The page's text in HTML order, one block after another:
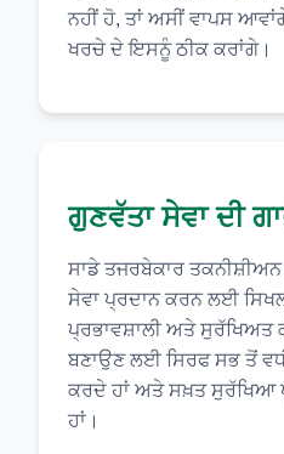
ਨਹੀਂ ਹੋ, ਤਾਂ ਅਸੀਂ ਵਾਪਸ
ਖਰਚੇ ਦੇ ਇਸਨੂੰ ਠੀਕ ਕਰਾਂਗੇ।
ਗੁਣਵੱਤਾ ਸੇਵਾ ਦੀ
ਸਾਡੇ ਤਜਰਬੇਕਾਰ
ਸੇਵਾ ਪ੍ਰਦਾਨ ਕਰਨ ਲਈ
ਪ੍ਰਭਾਵਸ਼ਾਲੀ ਅਤੇ ਸੁਰੱਖਿਅਤ
ਬਣਾਉਣ ਲਈ ਸਿਰਫ ਸਭ ਤੋਂ
ਕਰਦੇ ਹਾਂ ਅਤੇ ਸਖ਼ਤ ਸੁਰੱਖਿਆ
ਹਾਂ।